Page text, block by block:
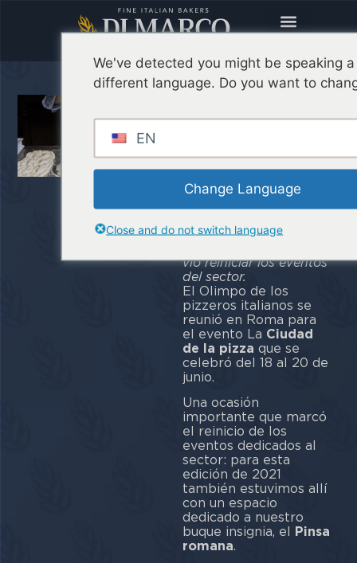
La Ciudad de
la Pizza, el
Reinicio
En junio se celebró en
Pizza: un evento
vio reiniciar los eventos
del sector.
El Olimpo de los
pizzeros italianos se
reunió en Roma para
el evento La Ciudad
de la pizza que se
celebró del 18 al 20 de
junio.
Una ocasión
importante que marcó
el reinicio de los
eventos dedicados al
sector: para esta
edición de 2021
también estuvimos allí
con un espacio
dedicado a nuestro
buque insignia, el
Pinsa
romana.
We've detected you might be speaking a
different language. Do you want to
EN
Change Language
Close and do not switch language